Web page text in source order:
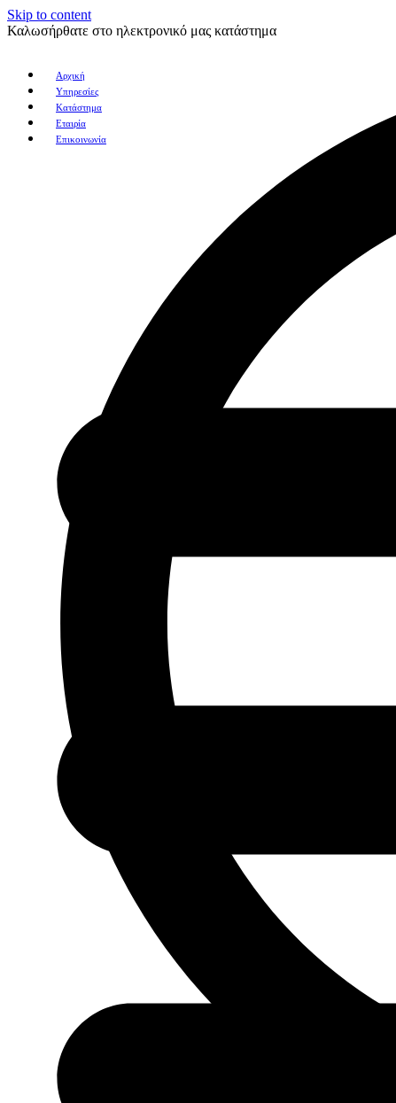
Skip to content
Καλωσήρθατε στο ηλεκτρονικό μας κατάστημα
Αρχική
Υπηρεσίες
Κατάστημα
Εταιρία
Επικοινωνία